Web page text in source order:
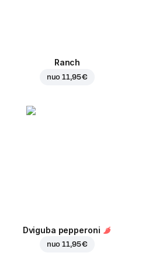
Ranch
nuo11,95 €
Dviguba pepperoni
nuo11,95 €